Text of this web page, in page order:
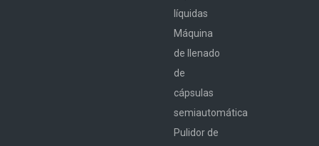
líquidas
Máquina
de llenado
de
cápsulas
semiautomática
Pulidor de